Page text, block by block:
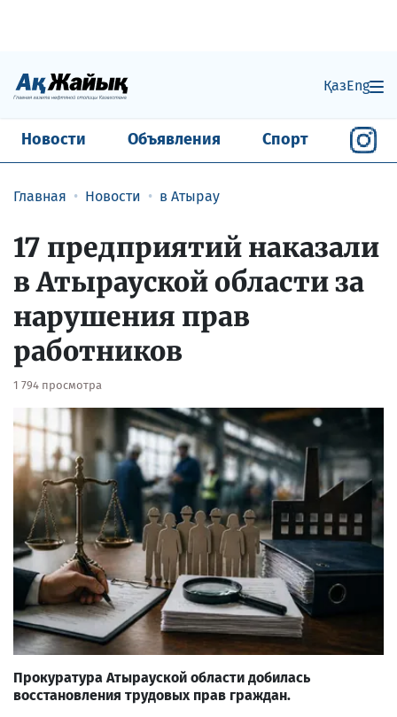
ҚазEng
Новости Объявления Спорт
Главная Новости в Атырау
17 предприятий наказали
в Атырауской области за
нарушения прав
работников
1 794 просмотра
Прокуратура Атырауской области добилась
восстановления трудовых прав граждан.